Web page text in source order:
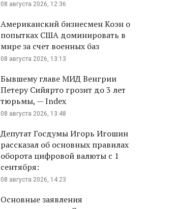
08 августа 2026, 12:36
Американский бизнесмен Коэн о
попытках США доминировать в
мире за счет военных баз
08 августа 2026, 13:13
Бывшему главе МИД Венгрии
Петеру Сийярто грозит до 3 лет
тюрьмы, — Index
08 августа 2026, 13:48
Депутат Госдумы Игорь Игошин
рассказал об основных правилах
оборота цифровой валюты с 1
сентября:
08 августа 2026, 14:23
Основные заявления